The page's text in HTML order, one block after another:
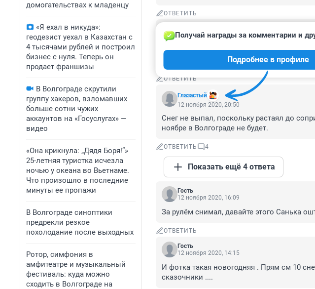
домогательствах к младенцу
«Я ехал в никуда»:
геодезист уехал в Казахстан с
4 тысячами рублей и построил
бизнес с нуля. Теперь он
продает франшизы
В Волгограде скрутили
группу хакеров, взломавших
больше сотни чужих
аккаунтов на «Госуслугах» —
видео
«Она крикнула: „Дядя Боря!“»
25-летняя туристка исчезла
ночью у океана во Вьетнаме.
Что произошло в последние
минуты ее пропажи
В Волгограде синоптики
предрекли резкое
похолодание после выходных
Ротор, симфония в
амфитеатре и музыкальный
фестиваль: куда можно
сходить в Волгограде на
ОТВЕТИТЬ
12 ноября 2020, 22:00
Надо народ этот срочно проверить! Какой
среды... Где снег то? Что-то мы
ОТВЕТИТЬ
Глазастый
Получай награды за комментарии и
Подробнее в профиле
12 ноября 2020, 20:50
Снег не выпал, поскольку растаял до
ноябре в Волгограде не будет.
ОТВЕТИТЬ 4
Показать ещё 4 ответа
Гость
12 ноября 2020, 16:09
За рулём снимал, давайте этого Санька
ОТВЕТИТЬ
Гость
12 ноября 2020, 14:15
И фотка такая новогодняя . Прям см 10
сказочники ....